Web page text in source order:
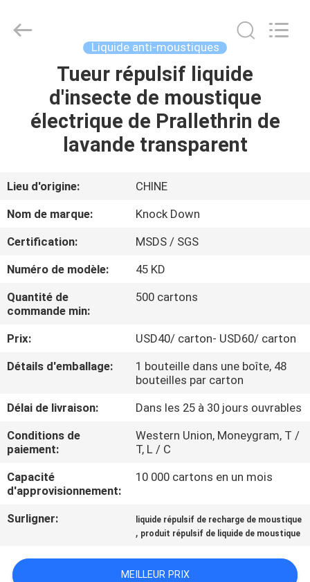
MAISON
PRODUITS
SUJET
DE
NOUS
VISITE
D'USINE
CONTRÔLE
DE
CONTACTEZ-
NOUS
DEMANDEZ
UNE
Ltd..
Liquide anti-moustiques
Tueur répulsif liquide
d'insecte de moustique
électrique de Prallethrin de
lavande transparent
Lieu d'origine:
CHINE
Nom de marque:
Knock Down
Certification:
MSDS / SGS
Numéro de modèle:
45 KD
Quantité de
commande min:
500 cartons
Prix:
USD40/ carton- USD60/ carton
Détails d'emballage:
1 bouteille dans une boîte, 48
bouteilles par carton
Délai de livraison:
Dans les 25 à 30 jours ouvrables
Conditions de
paiement:
Western Union, Moneygram, T /
T, L / C
Capacité
d'approvisionnement:
10 000 cartons en un mois
Surligner: liquide répulsif de recharge de moustique
, produit répulsif de liquide de moustique
MEILLEUR PRIX